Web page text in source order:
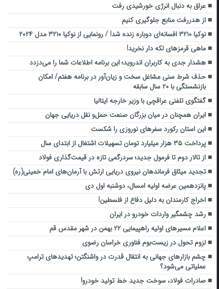
عراق به دنبال انرژی خورشیدی رفت
از هدررفت منابع جلوگیری کنیم
نوکیا ۳۲۱۰ افسانه‌ای دوباره زنده شد! / رونمایی از نوکیا ۳۲۱۰ مدل ۲۰۲۴
ماهی قرمزهای لکه دار نخرید!
هشدار جدی به کاربران اندروید؛ این برنامه اطلاعات شما را می‌دزدد
حذف شرط سنی مشاغل سخت و زیان‌آور در برنامه هفتم/ امکان
بازنشستگی با ۲۰ سال سابقه
گفتگوی تلفنی عراقچی با وزیر خارجه ایتالیا
ایران همچنان در میان بزرگان صنعت حمل‌و نقل دریایی جهان
این استان رکورد سفرهای نوروزی را شکست
پرداخت ۳۵ هزار میلیارد تومان تسهیلات اشتغال از ابتدای سال
از تالار دوم تا فرمول جدید؛ سردرگمی تازه در قیمت‌گذاری فولاد
تجدید میثاق فرماندهان نیروی دریایی ارتش با آرمان‌های امام خمینی(ره)
پانزدهمین عرضه اولیه امسال، دوشنبه اول دی
اخراج کارمندان به دلیل دفاع از فلسطین!
رشد چشمگیر واردات خودرو در ایران
اعلام مسیرهای اولیه راهپیمایی ۲۲ بهمن در شهر مقدس قم
لزوم تحول در زیست‌بوم فناوری خراسان رضوی
چشم بازارهای جهانی به انتقال قدرت در واشنگتن؛ تهدیدهای ترامپ
عملیاتی می‌شود؟
صادرات فولاد، سوخت جدید خط تولید خودرو!